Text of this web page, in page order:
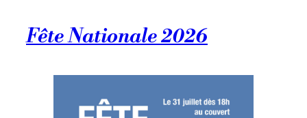
Fête Nationale 2026